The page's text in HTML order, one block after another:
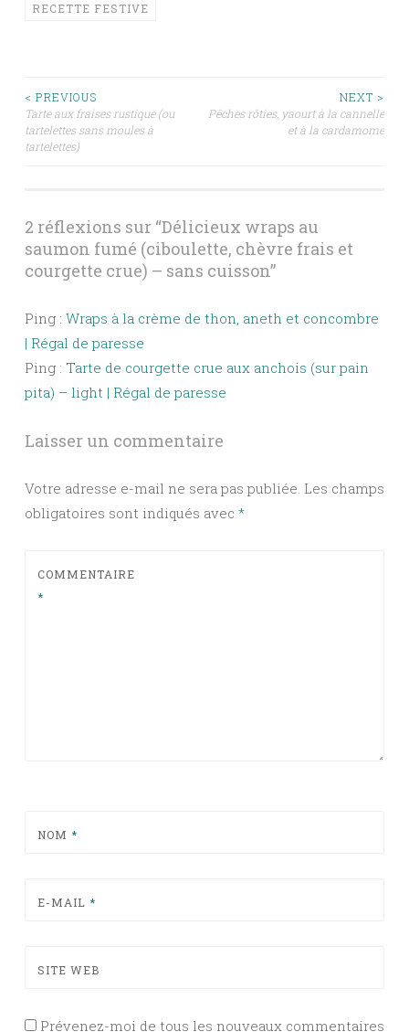
RECETTE FESTIVE
Navigation
des
< PREVIOUS
Tarte aux fraises rustique (ou
tartelettes sans moules à
tartelettes)
NEXT >
Pêches rôties, yaourt à la cannelle
et à la cardamome
2 réflexions sur “Délicieux wraps au
saumon fumé (ciboulette, chèvre frais et
courgette crue) – sans cuisson”
Ping : Wraps à la crème de thon, aneth et concombre
| Régal de paresse
Ping : Tarte de courgette crue aux anchois (sur pain
pita) – light | Régal de paresse
Laisser un commentaire
Votre adresse e-mail ne sera pas publiée. Les champs
obligatoires sont indiqués avec *
COMMENTAIRE
*
NOM *
E-MAIL *
SITE WEB
Prévenez-moi de tous les nouveaux commentaires